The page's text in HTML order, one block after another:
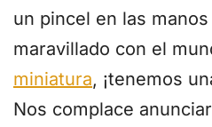
un pincel en las
maravillado con el
miniatura, ¡tenemos
Nos complace